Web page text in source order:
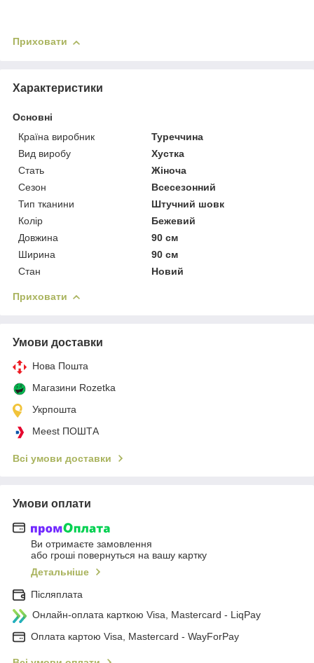
Приховати
Характеристики
Основні
Країна виробник
Туреччина
Вид виробу
Хустка
Стать
Жіноча
Сезон
Всесезонний
Тип тканини
Штучний шовк
Колір
Бежевий
Довжина
90 см
Ширина
90 см
Стан
Новий
Приховати
Умови доставки
Нова Пошта
Магазини Rozetka
Укрпошта
Meest ПОШТА
Всі умови доставки
Умови оплати
Ви отримаєте замовлення
або гроші повернуться на вашу картку
Детальніше
Післяплата
Онлайн-оплата карткою Visa, Mastercard - LiqPay
Оплата картою Visa, Mastercard - WayForPay